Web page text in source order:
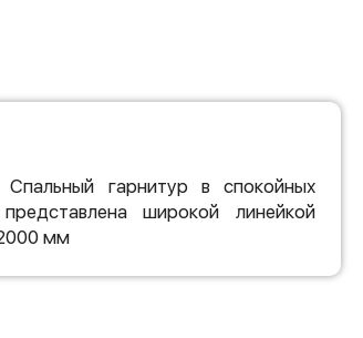
гарнитур в спокойных
широкой линейкой
мм